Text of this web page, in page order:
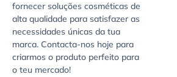
fornecer soluções cosméticas de
alta qualidade para satisfazer as
necessidades únicas da tua
marca. Contacta-nos hoje para
criarmos o produto perfeito para
o teu mercado!